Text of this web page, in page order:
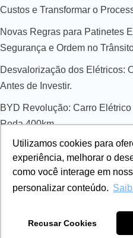
Utilizamos cookies para
experiência, melhorar o
como você interage em
personalizar conteúdo.
Recusar Cookies
Custos e Transformar o
Novas Regras para Patinetes
Segurança e Ordem no
Desvalorização dos Elétricos:
Antes de Investir.
BYD Revolução: Carro
Roda 400km
Explorando novos horizontes com
inovação e estratégia. Estamos
para um amanhã mais conectado e
Retrocart Veiculos Eletricos LTDA CNPJ: